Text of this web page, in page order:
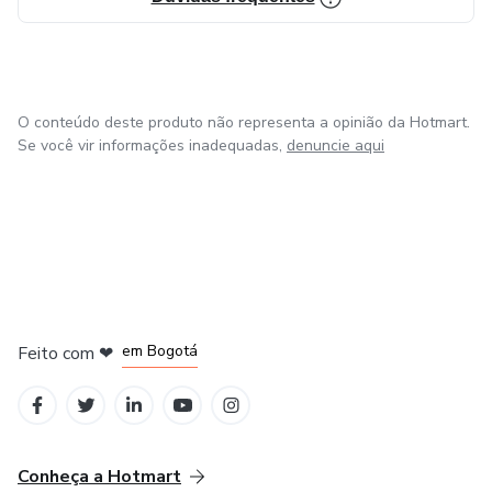
Brconcursos: De concurseiro para concurseiro.
O conteúdo deste produto não representa a opinião da Hotmart.
Se você vir informações inadequadas, denuncie aqui
Feito com ❤ em Bogotá
Conheça a Hotmart